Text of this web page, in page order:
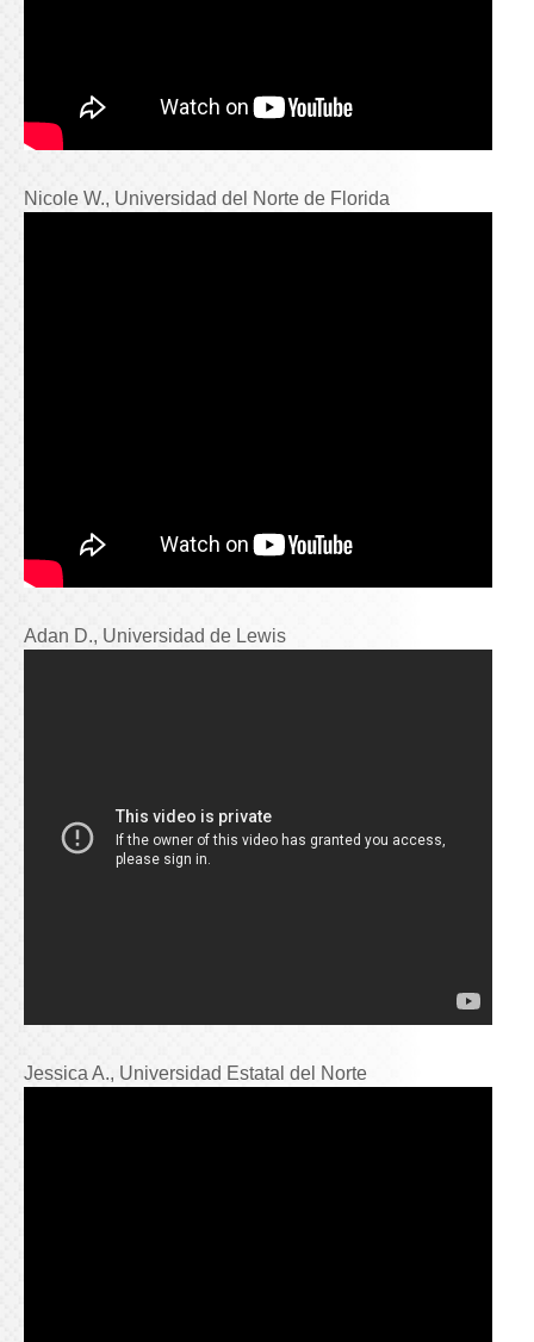
Nicole W., Universidad del Norte de Florida
Adan D., Universidad de Lewis
Jessica A., Universidad Estatal del Norte